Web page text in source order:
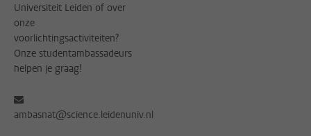
Universiteit Leiden of over
onze
voorlichtingsactiviteiten?
Onze studentambassadeurs
helpen je graag!
ambasnat@science.leidenuniv.nl